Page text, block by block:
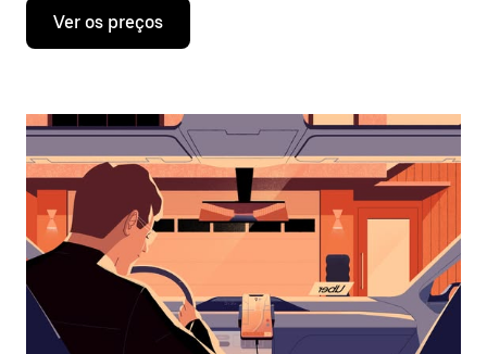
Prima
tecla
interagir
o
calendário
selecionar
uma
data.
Prima
o
botão
Ver os preços